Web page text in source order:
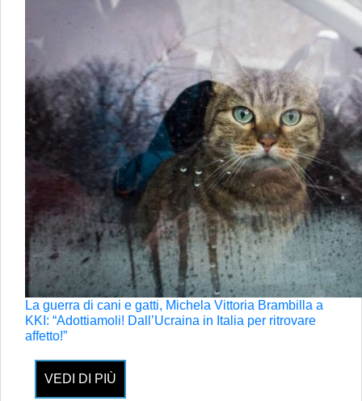
La guerra di cani e gatti, Michela Vittoria Brambilla a
KKI: “Adottiamoli! Dall’Ucraina in Italia per ritrovare
affetto!”
VEDI DI PIÙ